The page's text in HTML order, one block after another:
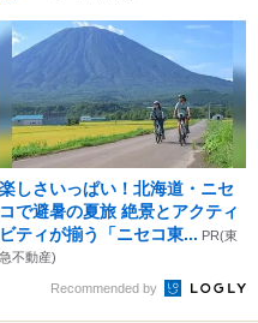
楽しさいっぱい！北海道・ニセ
コで避暑の夏旅 絶景とアクティ
ビティが揃う「ニセコ東... PR(東
急不動産)
Recommended by